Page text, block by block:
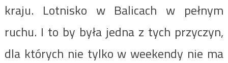
kraju. Lotnisko w Balicach w pełnym
ruchu. I to by była jedna z tych przyczyn,
dla których nie tylko w weekendy nie ma